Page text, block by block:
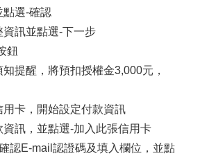
點選-確認
訊並點選-下一步
鈕
提醒，將預扣授權金3,000元，
卡，開始設定付款資訊
訊，並點選-加入此張信用卡
認E-mail認證碼及填入欄位，並點